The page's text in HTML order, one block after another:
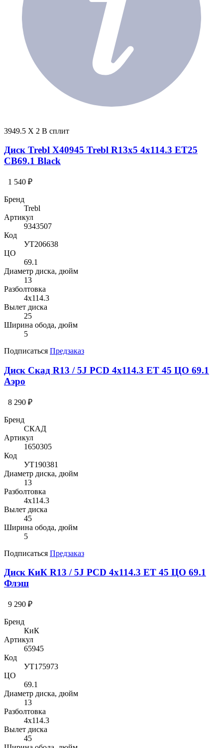
3949.5 X 2 В сплит
Диск Trebl X40945 Trebl R13x5 4x114.3 ET25
CB69.1 Black
1 540 ₽
Бренд
Trebl
Артикул
9343507
Код
УТ206638
ЦО
69.1
Диаметр диска, дюйм
13
Разболтовка
4x114.3
Вылет диска
25
Ширина обода, дюйм
5
Подписаться Предзаказ
Диск Скад R13 / 5J PCD 4x114.3 ЕТ 45 ЦО 69.1
Аэро
8 290 ₽
Бренд
СКАД
Артикул
1650305
Код
УТ190381
Диаметр диска, дюйм
13
Разболтовка
4x114.3
Вылет диска
45
Ширина обода, дюйм
5
Подписаться Предзаказ
Диск КиК R13 / 5J PCD 4x114.3 ЕТ 45 ЦО 69.1
Флэш
9 290 ₽
Бренд
КиК
Артикул
65945
Код
УТ175973
ЦО
69.1
Диаметр диска, дюйм
13
Разболтовка
4x114.3
Вылет диска
45